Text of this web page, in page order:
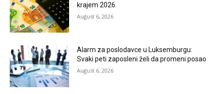
krajem 2026.
August 6, 2026
Alarm za poslodavce u Luksemburgu:
Svaki peti zaposleni želi da promeni posao
August 6, 2026